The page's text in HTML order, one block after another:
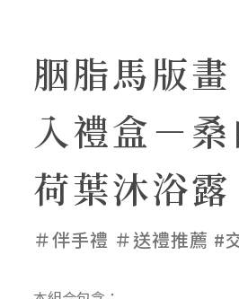
胭脂馬版
入禮盒－
荷葉沐浴露
＃伴手禮 ＃送禮推薦 #